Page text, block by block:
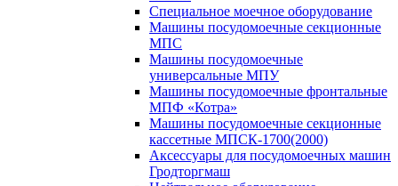
Специальное моечное оборудование
Машины посудомоечные секционные
МПС
Машины посудомоечные
универсальные МПУ
Машины посудомоечные фронтальные
МПФ «Котра»
Машины посудомоечные секционные
кассетные МПСК-1700(2000)
Аксессуары для посудомоечных машин
Гродторгмаш